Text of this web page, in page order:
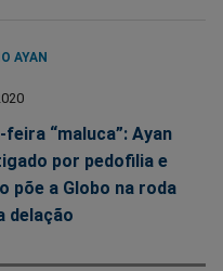
AYAN
feira “maluca”: Ayan
por pedofilia e
põe a Globo na roda
delação